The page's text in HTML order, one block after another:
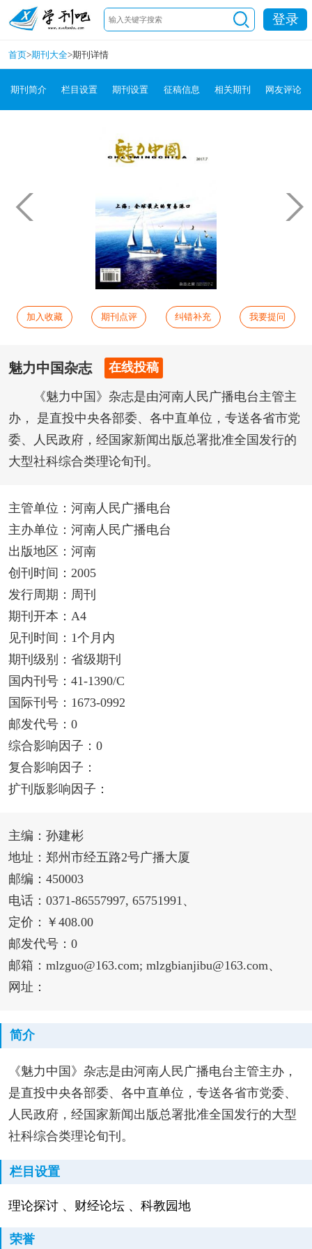
登录
首页>期刊大全>期刊详情
期刊简介 栏目设置 期刊设置 征稿信息 相关期刊 网友评论
加入收藏 期刊点评 纠错补充 我要提问
魅力中国杂志 在线投稿
《魅力中国》杂志是由河南人民广播电台主管主
办， 是直投中央各部委、各中直单位，专送各省市党
委、人民政府，经国家新闻出版总署批准全国发行的
大型社科综合类理论旬刊。
主管单位：河南人民广播电台
主办单位：河南人民广播电台
出版地区：河南
创刊时间：2005
发行周期：周刊
期刊开本：A4
见刊时间：1个月内
期刊级别：省级期刊
国内刊号：41-1390/C
国际刊号：1673-0992
邮发代号：0
综合影响因子：0
复合影响因子：
扩刊版影响因子：
主编：孙建彬
地址：郑州市经五路2号广播大厦
邮编：450003
电话：0371-86557997, 65751991、
定价：￥408.00
邮发代号：0
邮箱：mlzguo@163.com; mlzgbianjibu@163.com、
网址：
简介
《魅力中国》杂志是由河南人民广播电台主管主办，
是直投中央各部委、各中直单位，专送各省市党委、
人民政府，经国家新闻出版总署批准全国发行的大型
社科综合类理论旬刊。
栏目设置
理论探讨 、财经论坛 、科教园地
荣誉